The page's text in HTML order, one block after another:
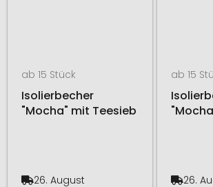
ab 15 Stück
Isolierbecher
"Mocha" mit Teesieb
26. August
ab 15
26.